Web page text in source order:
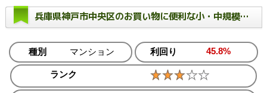
兵庫県神戸市中央区のお買い物に便利な小・中規模商店街等がある商業地域のマンション
種別 マンション 利回り 45.8%
ランク